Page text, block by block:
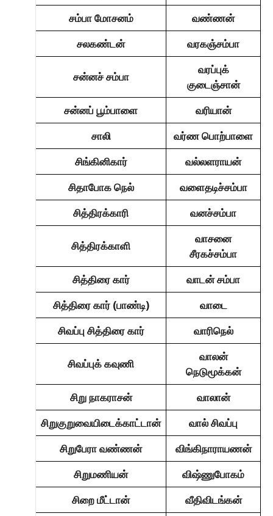
சம்பா மோசனம்
வண்ணன்
சலகண்டன்
வரகஞ்சம்பா
சன்னச் சம்பா
வரப்புக்
குடைஞ்சான்
சன்னப் பூம்பாளை
வரியான்
சாலி
வர்ண பொற்பாளை
சிங்கினிகார்
வல்லளராயன்
சிதாபோக நெல்
வளைதடிச்சம்பா
சித்திரக்காரி
வனச்சம்பா
சித்திரக்காளி
வாசனை
சீரகச்சம்பா
சித்திரை கார்
வாடன் சம்பா
சித்திரை கார் (பாண்டி)
வாடை
சிவப்பு சித்திரை கார்
வாரிநெல்
சிவப்புக் கவுணி
வாலன்
நெடுமூக்கன்
சிறு நாகராசன்
வாலான்
சிறுகுறுவையிடைக்காட்டான்
வால் சிவப்பு
சிறுபேரா வண்ணன்
விங்கிநாராயணன்
சிறுமணியன்
விஷ்ணுபோகம்
சிறை மீட்டான்
வீதிவிடங்கன்